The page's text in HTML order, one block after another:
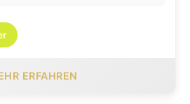
ERFAHREN